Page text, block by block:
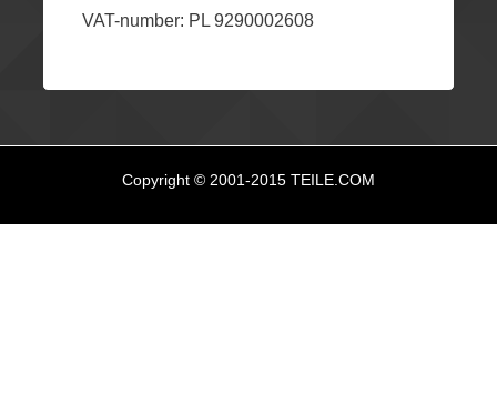
VAT-number: PL 9290002608
Copyright © 2001-2015 TEILE.COM